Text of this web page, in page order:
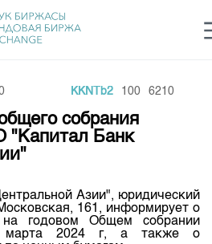
login Рус
KKNTb2 100 6210
собрания
"Капитал Банк
Азии", юридический
161, информирует о
на годовом Общем собрании
марта 2024 г, а также о